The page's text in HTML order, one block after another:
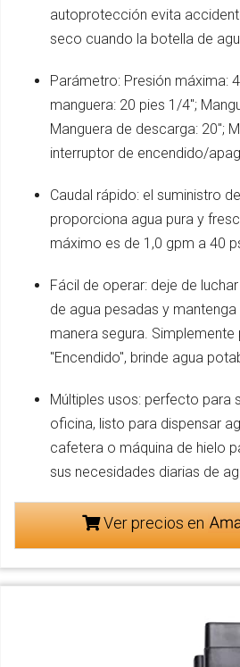
autoprotección evita
seco cuando la botella de
Parámetro: Presión máxima:
manguera: 20 pies 1/4";
Manguera de descarga: 20";
interruptor de encendido/
Caudal rápido: el suministro
proporciona agua pura y
máximo es de 1,0 gpm a 40
Fácil de operar: deje de
de agua pesadas y
manera segura.
"Encendido", brinde agua
Múltiples usos: perfecto para
oficina, listo para dispensar
cafetera o máquina de hielo
sus necesidades diarias de
Ver precios en